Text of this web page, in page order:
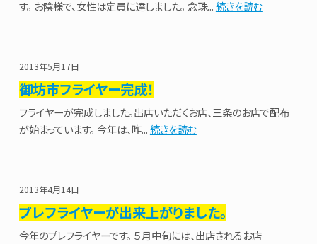
す。 お陰様で、女性は定員に達しました。 念珠...続きを読む
2013年5月17日
御坊市フライヤー完成！
フライヤーが完成しました。出店いただくお店、三条のお店で配布
が始まっています。 今年は、昨...続きを読む
2013年4月14日
プレフライヤーが出来上がりました。
今年のプレフライヤーです。 ５月中旬には、出店されるお店